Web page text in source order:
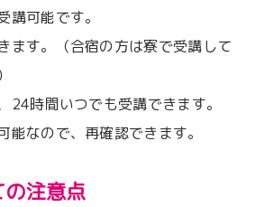
講可能です。
ます。（合宿の方は寮で受講して
24時間いつでも受講できます。
能なので、再確認できます。
注意点